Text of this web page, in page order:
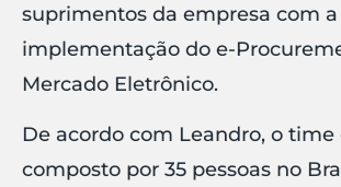
suprimentos da empresa com a
implementação do e-
Mercado Eletrônico.
De acordo com Leandro, o time
composto por 35 pessoas no